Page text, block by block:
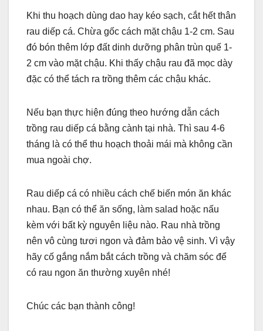
Khi thu hoạch dùng dao hay kéo sạch, cắt hết thân
rau diếp cá. Chừa gốc cách mặt chậu 1-2 cm. Sau
đó bón thêm lớp đất dinh dưỡng phân trùn quế 1-
2 cm vào mặt chậu. Khi thấy chậu rau đã mọc dày
đặc có thể tách ra trồng thêm các chậu khác.
Nếu bạn thực hiện đúng theo hướng dẫn cách
trồng rau diếp cá bằng cành tại nhà. Thì sau 4-6
tháng là có thể thu hoạch thoải mái mà không cần
mua ngoài chợ.
Rau diếp cá có nhiều cách chế biến món ăn khác
nhau. Bạn có thể ăn sống, làm salad hoặc nấu
kèm với bất kỳ nguyên liệu nào. Rau nhà trồng
nên vô cùng tươi ngon và đảm bảo vệ sinh. Vì vậy
hãy cố gắng nắm bắt cách trồng và chăm sóc để
có rau ngon ăn thường xuyên nhé!
Chúc các bạn thành công!